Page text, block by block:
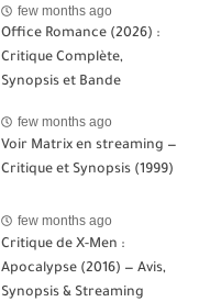
few months ago
Office Romance (2026) :
Critique Complète,
Synopsis et Bande
few months ago
Voir Matrix en streaming —
Critique et Synopsis (1999)
few months ago
Critique de X-Men :
Apocalypse (2016) — Avis,
Synopsis & Streaming